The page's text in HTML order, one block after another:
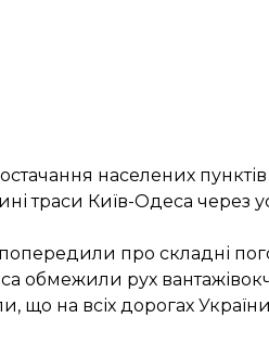
населених
траси Київ-Одеса
попередили про складні
обмежили рух вантажівок
що на всіх дорогах